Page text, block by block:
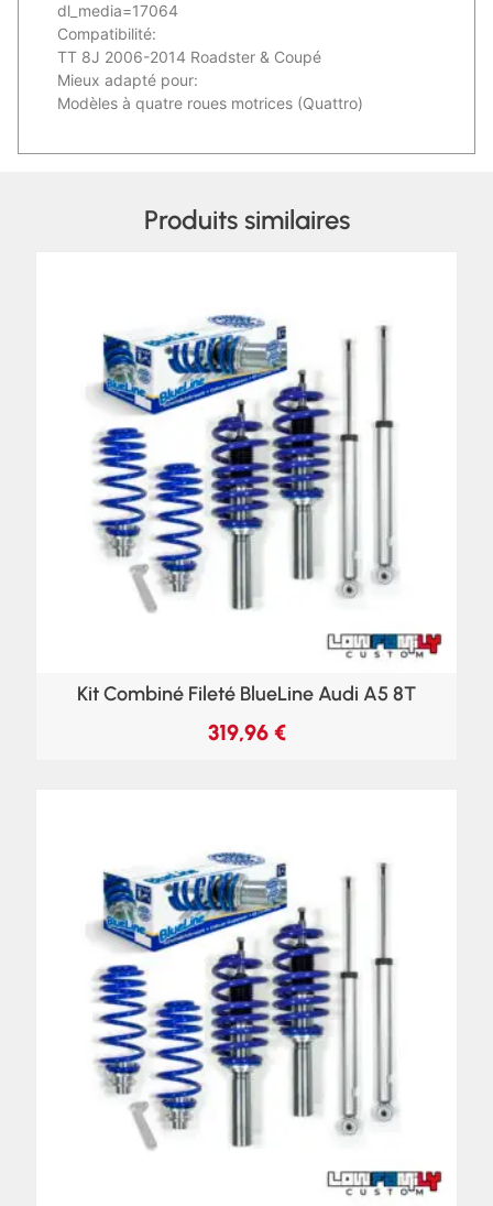
dl_media=17064
Compatibilité:
TT 8J 2006-2014 Roadster & Coupé
Mieux adapté pour:
Modèles à quatre roues motrices (Quattro)
Produits similaires
Kit Combiné Fileté BlueLine Audi A5 8T
319,96 €